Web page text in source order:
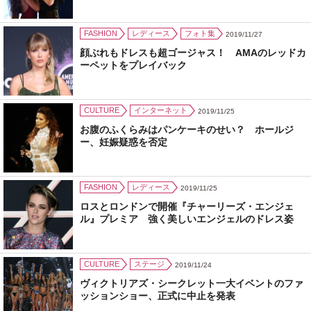
FASHION レディース フォト集 2019/11/27
顔ぶれもドレスも超ゴージャス！ AMAのレッドカ
ーペットをプレイバック
CULTURE インターネット 2019/11/25
お腹のふくらみはパンケーキのせい？ ホールジ
ー、妊娠疑惑を否定
FASHION レディース 2019/11/25
ロスとロンドンで開催『チャーリーズ・エンジェ
ル』プレミア 強く美しいエンジェルのドレス姿
CULTURE ステージ 2019/11/24
ヴィクトリアズ・シークレット一大イベントのファ
ッションショー、正式に中止を発表